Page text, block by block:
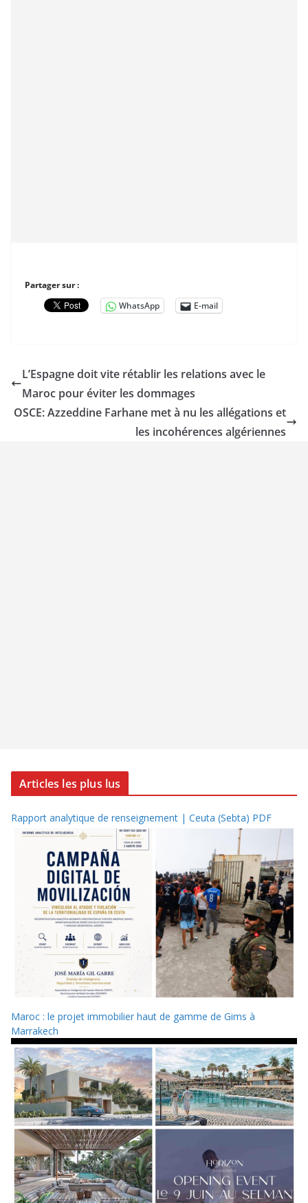
Partager sur :
WhatsApp
E-mail
L’Espagne doit vite rétablir les relations avec le
Maroc pour éviter les dommages
OSCE: Azzeddine Farhane met à nu les allégations et
les incohérences algériennes
Articles les plus lus
Rapport analytique de renseignement | Ceuta (Sebta) PDF
Maroc : le projet immobilier haut de gamme de Gims à
Marrakech